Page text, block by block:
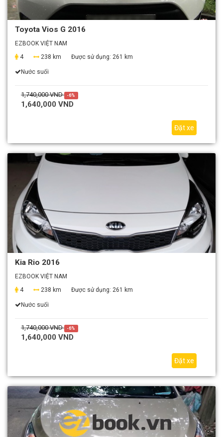
Toyota Vios G 2016
EZBOOK VIỆT NAM
4
238 km Được sử dụng: 261 km
Nước suối
1,740,000 VND -6%
1,640,000 VND
Đặt xe
Kia Rio 2016
EZBOOK VIỆT NAM
4
238 km Được sử dụng: 261 km
Nước suối
1,740,000 VND -6%
1,640,000 VND
Đặt xe